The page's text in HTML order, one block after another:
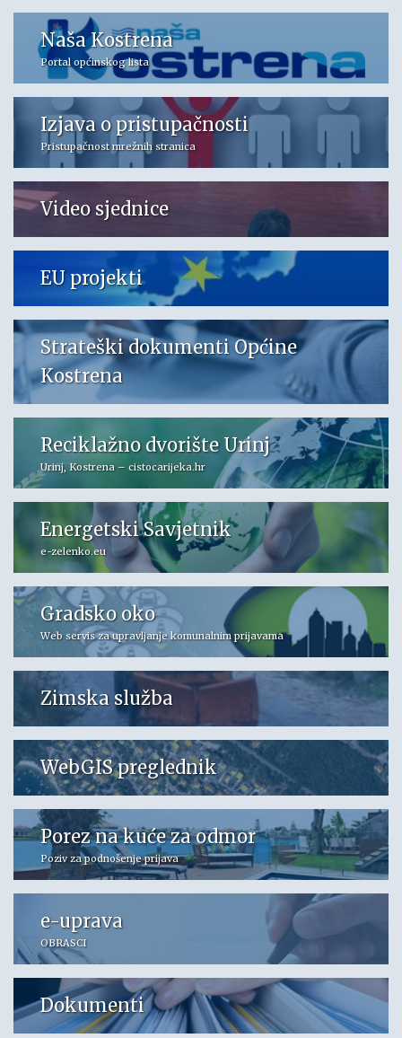
Naša Kostrena
Portal općinskog lista
Izjava o pristupačnosti
Pristupačnost mrežnih stranica
Video sjednice
EU projekti
Strateški dokumenti Općine
Kostrena
Reciklažno dvorište Urinj
Urinj, Kostrena – cistocarijeka.hr
Energetski Savjetnik
e-zelenko.eu
Gradsko oko
Web servis za upravljanje komunalnim prijavama
Zimska služba
WebGIS preglednik
Porez na kuće za odmor
Poziv za podnošenje prijava
e-uprava
OBRASCI
Dokumenti